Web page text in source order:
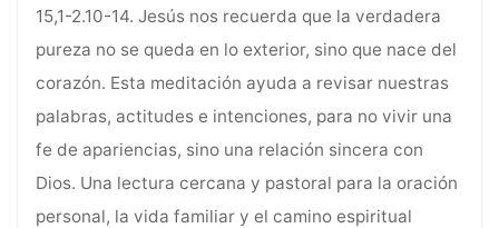
15,1-2.10-14. Jesús nos recuerda que la verdadera
pureza no se queda en lo exterior, sino que nace del
corazón. Esta meditación ayuda a revisar nuestras
palabras, actitudes e intenciones, para no vivir una
fe de apariencias, sino una relación sincera con
Dios. Una lectura cercana y pastoral para la oración
personal, la vida familiar y el camino espiritual